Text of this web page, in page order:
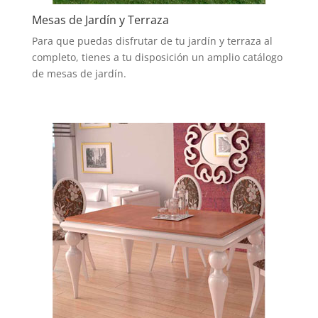
Mesas de Jardín y Terraza
Para que puedas disfrutar de tu jardín y terraza al
completo, tienes a tu disposición un amplio catálogo
de mesas de jardín.